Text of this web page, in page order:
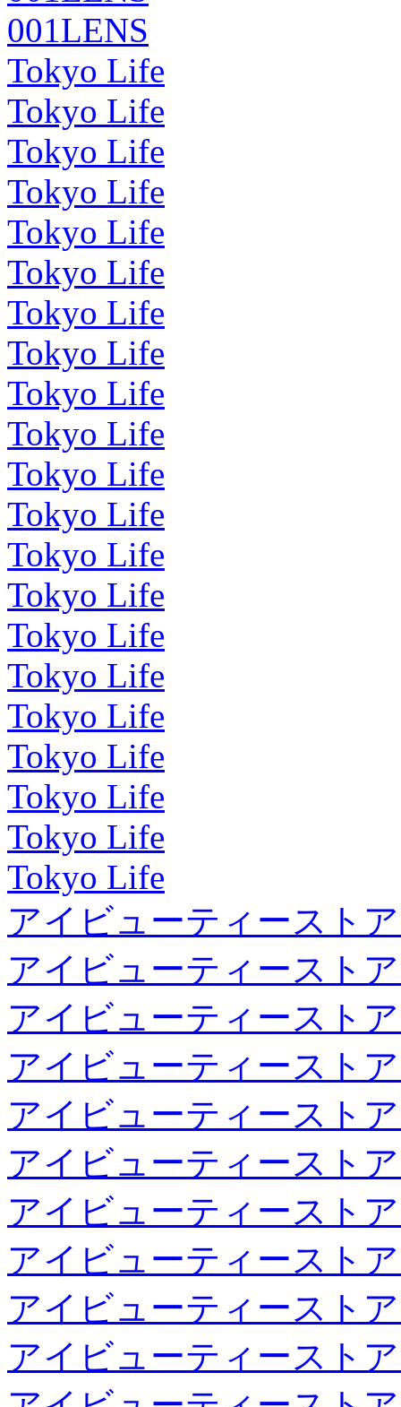
001LENS
Tokyo Life
Tokyo Life
Tokyo Life
Tokyo Life
Tokyo Life
Tokyo Life
Tokyo Life
Tokyo Life
Tokyo Life
Tokyo Life
Tokyo Life
Tokyo Life
Tokyo Life
Tokyo Life
Tokyo Life
Tokyo Life
Tokyo Life
Tokyo Life
Tokyo Life
Tokyo Life
Tokyo Life
アイビューティースト
アイビューティースト
アイビューティースト
アイビューティースト
アイビューティースト
アイビューティースト
アイビューティースト
アイビューティースト
アイビューティースト
アイビューティースト